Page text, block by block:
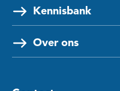
Kennisbank
Over ons